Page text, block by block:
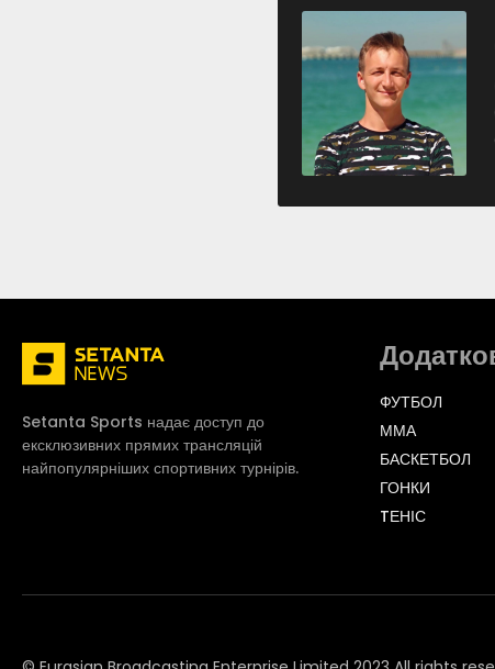
Setanta Sports надає доступ до
ексклюзивних прямих трансляцій
найпопулярніших спортивних турнірів.
ФУТБОЛ
ММА
БАСКЕТБОЛ
ГОНКИ
TЕНІС